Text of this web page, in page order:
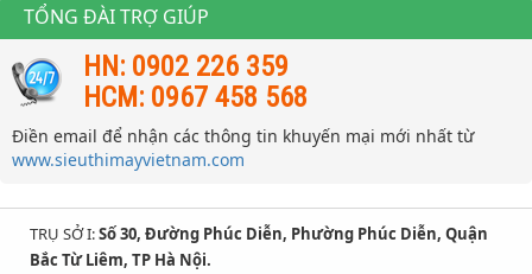
TỔNG ĐÀI TRỢ GIÚP
HN: 0902 226 359
HCM: 0967 458 568
Điền email để nhận các thông tin khuyến mại mới nhất từ
www.sieuthimayvietnam.com
TRỤ SỞ I:Số 30, Đường Phúc Diễn, Phường Phúc Diễn, Quận
Bắc Từ Liêm, TP Hà Nội.